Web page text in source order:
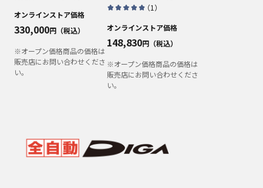
オンラインストア価格
330,000円（税込）
※オープン価格商品の価格は
販売店にお問い合わせくださ
い。
（1 ）
オンラインストア価格
148,830円（税込）
※オープン価格商品の価格は
販売店にお問い合わせくださ
い。